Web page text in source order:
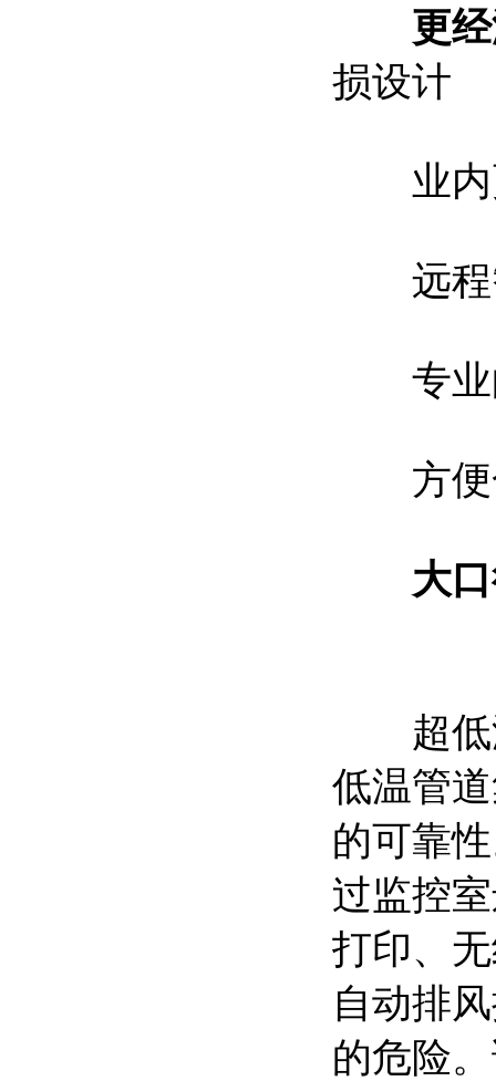
更
损设计
业内
远程
专业的
方便
大
超低温
低温管
的可靠
过监控
打印、
自动排
的危险